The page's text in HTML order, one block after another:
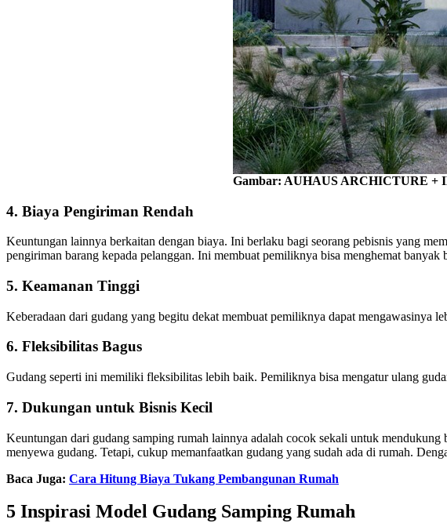
Gambar: AUHAUS ARCHICTURE +
4. Biaya Pengiriman Rendah
Keuntungan lainnya berkaitan dengan biaya. Ini berlaku bagi seorang pebisnis yang
pengiriman barang kepada pelanggan. Ini membuat pemiliknya bisa menghemat banyak
5. Keamanan Tinggi
Keberadaan dari gudang yang begitu dekat membuat pemiliknya dapat mengawasinya
6. Fleksibilitas Bagus
Gudang seperti ini memiliki fleksibilitas lebih baik. Pemiliknya bisa mengatur ulang
7. Dukungan untuk Bisnis Kecil
Keuntungan dari gudang samping rumah lainnya adalah cocok sekali untuk
menyewa gudang. Tetapi, cukup memanfaatkan gudang yang sudah ada di rumah.
Baca Juga: Cara Hitung Biaya Tukang Pembangunan Rumah
5 Inspirasi Model Gudang Samping Rumah